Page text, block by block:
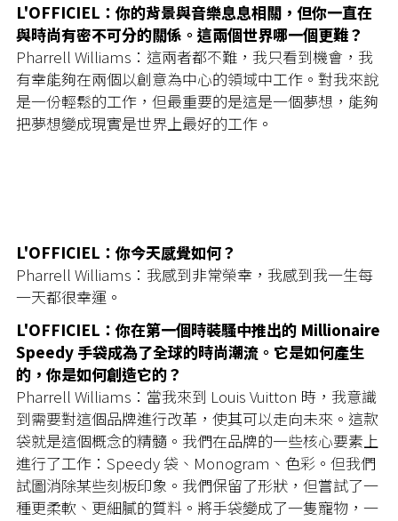
L'OFFICIEL：你的背景與音樂息息相關，但你一直在
與時尚有密不可分的關係。這兩個世界哪一個更難？
Pharrell Williams：這兩者都不難，我只看到機會，我
有幸能夠在兩個以創意為中心的領域中工作。對我來說
是一份輕鬆的工作，但最重要的是這是一個夢想，能夠
把夢想變成現實是世界上最好的工作。
L'OFFICIEL：你今天感覺如何？
Pharrell Williams：我感到非常榮幸，我感到我一生每
一天都很幸運。
L'OFFICIEL：你在第一個時裝騷中推出的 Millionaire
Speedy 手袋成為了全球的時尚潮流。它是如何產生
的，你是如何創造它的？
Pharrell Williams：當我來到 Louis Vuitton 時，我意識
到需要對這個品牌進行改革，使其可以走向未來。這款
袋就是這個概念的精髓。我們在品牌的一些核心要素上
進行了工作：Speedy 袋、Monogram、色彩。但我們
試圖消除某些刻板印象。我們保留了形狀，但嘗試了一
種更柔軟、更細膩的質料。將手袋變成了一隻寵物，一